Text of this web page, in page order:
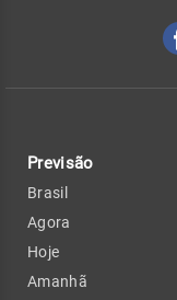
Previsão
Brasil
Agora
Hoje
Amanhã